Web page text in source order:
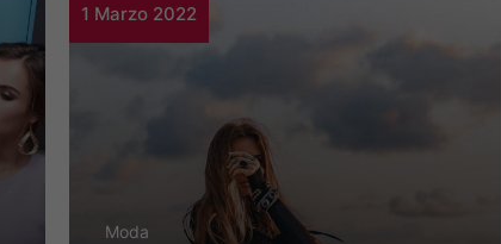
1 Marzo 2022
Moda